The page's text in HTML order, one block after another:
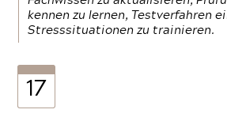
kennen zu lernen, Testverfahren
Stresssituationen zu trainieren.
17